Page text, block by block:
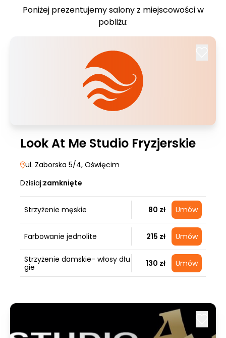
Poniżej prezentujemy salony z miejscowości w
pobliżu:
Look At Me Studio Fryzjerskie
ul. Zaborska 5/4, Oświęcim
Dzisiaj:zamknięte
Strzyżenie męskie 80 zł Umów
Farbowanie jednolite 215 zł Umów
Strzyżenie damskie- włosy dłu
gie
130 zł Umów